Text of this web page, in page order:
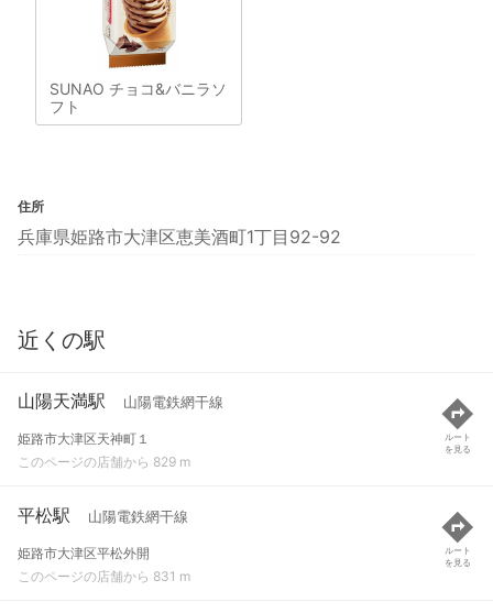
SUNAO チョコ&バニラソ
フト
住所
兵庫県姫路市大津区恵美酒町1丁目92-92
近くの駅
山陽天満駅 山陽電鉄網干線
姫路市大津区天神町１
このページの店舗から 829 m
ルート
を見る
平松駅 山陽電鉄網干線
姫路市大津区平松外開
このページの店舗から 831 m
ルート
を見る